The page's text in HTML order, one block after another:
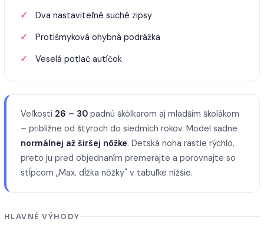
Dva nastaviteľné suché zipsy
Protišmyková ohybná podrážka
Veselá potlač autíčok
Veľkosti 26 – 30 padnú škôlkarom aj mladším školákom
– približne od štyroch do siedmich rokov. Model sadne
normálnej až širšej nôžke. Detská noha rastie rýchlo,
preto ju pred objednaním premerajte a porovnajte so
stĺpcom „Max. dĺžka nôžky" v tabuľke nižšie.
HLAVNÉ VÝHODY